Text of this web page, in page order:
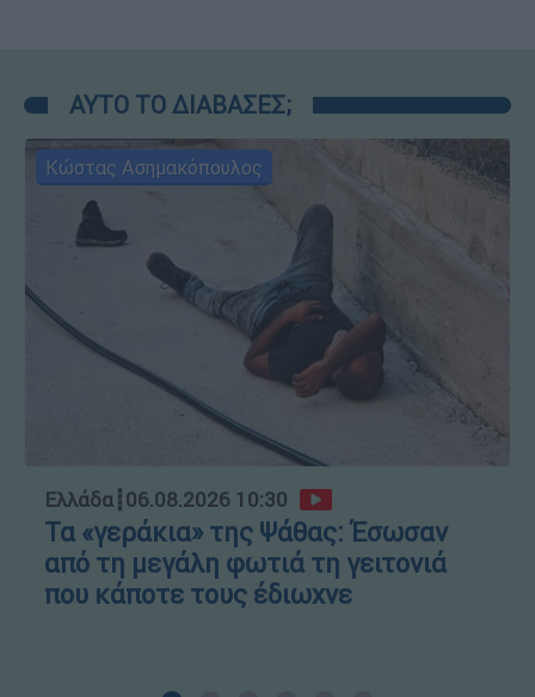
ΑΥΤΟ ΤΟ ΔΙΑΒΑΣΕΣ;
Κώστας Ασημακόπουλος
Ελλάδα┋06.08.2026 10:30
Τα «γεράκια» της Ψάθας: Έσωσαν
από τη μεγάλη φωτιά τη γειτονιά
που κάποτε τους έδιωχνε